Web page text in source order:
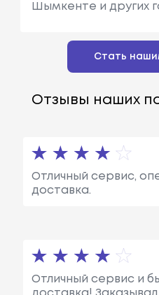
Шымкенте и других
Стать
Отзывы наших
Отличный сервис,
доставка.
Отличный сервис и